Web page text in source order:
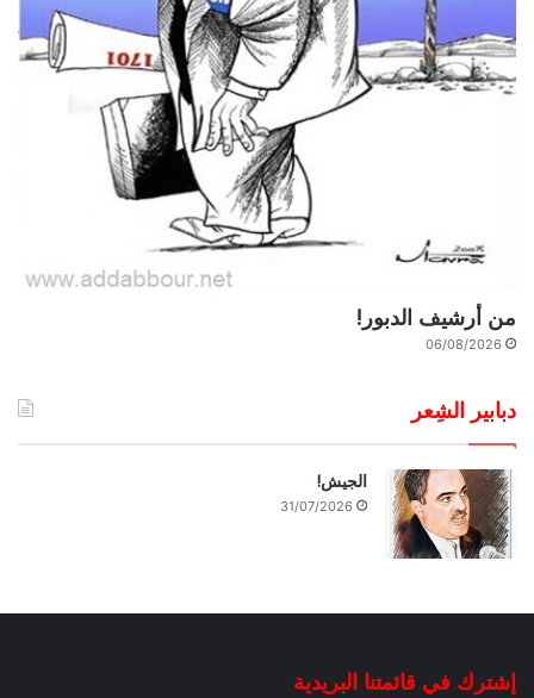
من أرشيف الدبور!
06/08/2026
دبابير الشِعر
الجيش!
31/07/2026
إشترك في قائمتنا البريدية